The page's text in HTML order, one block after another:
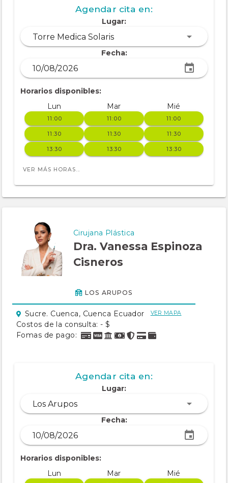
Agendar cita en:
Lugar:
Torre Medica Solaris
Fecha:
Horarios disponibles:
Lun
11:00
11:30
13:30
Mar
11:00
11:30
13:30
Mié
11:00
11:30
13:30
VER MÁS HORAS...
Cirujana Plástica
Dra. Vanessa Espinoza
Cisneros
LOS ARUPOS
Sucre. Cuenca, Cuenca Ecuador VER MAPA
Costos de la consulta: - $
Fomas de pago:
Agendar cita en:
Lugar:
Los Arupos
Fecha:
Horarios disponibles:
Lun
Mar Mié